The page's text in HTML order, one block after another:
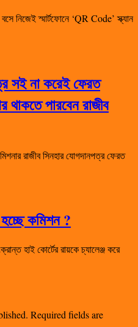
নিজেই স্মার্টফোনে ‘QR Code’ স্ক্যান
সই না করেই ফেরত
পারবেন রাজীব
রাজীব সিনহার যোগদানপত্র ফেরত
কমিশন ?
হাই কোর্টের রায়কে চ্যালেঞ্জ করে
Required fields are